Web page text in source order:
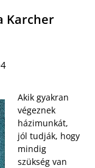
Karcher
Akik gyakran
végeznek
házimunkát,
jól tudják, hogy
mindig
szükség van